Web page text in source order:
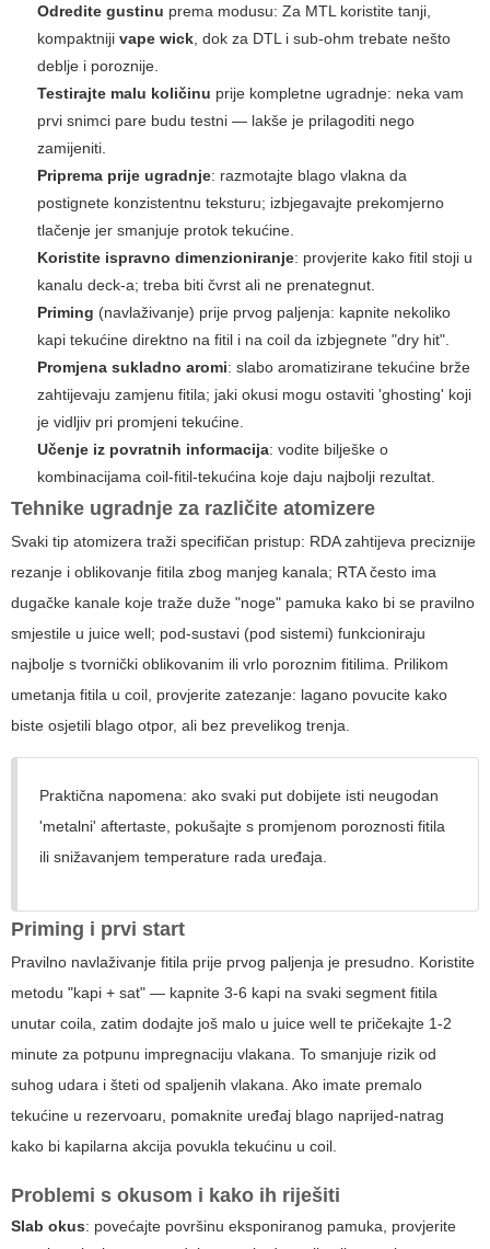
Odredite gustinu prema modusu: Za MTL koristite tanji,
kompaktniji vape wick , dok za DTL i sub-ohm trebate nešto
deblje i poroznije.
Testirajte malu količinu prije kompletne ugradnje: neka vam
prvi snimci pare budu testni — lakše je prilagoditi nego
zamijeniti.
Priprema prije ugradnje: razmotajte blago vlakna da
postignete konzistentnu teksturu; izbjegavajte prekomjerno
tlačenje jer smanjuje protok tekućine.
Koristite ispravno dimenzioniranje: provjerite kako fitil stoji u
kanalu deck-a; treba biti čvrst ali ne prenategnut.
Priming (navlaživanje) prije prvog paljenja: kapnite nekoliko
kapi tekućine direktno na fitil i na coil da izbjegnete "dry hit".
Promjena sukladno aromi: slabo aromatizirane tekućine brže
zahtijevaju zamjenu fitila; jaki okusi mogu ostaviti 'ghosting' koji
je vidljiv pri promjeni tekućine.
Učenje iz povratnih informacija: vodite bilješke o
kombinacijama coil-fitil-tekućina koje daju najbolji rezultat.
Tehnike ugradnje za različite atomizere
Svaki tip atomizera traži specifičan pristup: RDA zahtijeva preciznije
rezanje i oblikovanje fitila zbog manjeg kanala; RTA često ima
dugačke kanale koje traže duže "noge" pamuka kako bi se pravilno
smjestile u juice well; pod-sustavi (pod sistemi) funkcioniraju
najbolje s tvornički oblikovanim ili vrlo poroznim fitilima. Prilikom
umetanja fitila u coil, provjerite zatezanje: lagano povucite kako
biste osjetili blago otpor, ali bez prevelikog trenja.
Praktična napomena: ako svaki put dobijete isti neugodan
'metalni' aftertaste, pokušajte s promjenom poroznosti fitila
ili snižavanjem temperature rada uređaja.
Priming i prvi start
Pravilno navlaživanje fitila prije prvog paljenja je presudno. Koristite
metodu "kapi + sat" — kapnite 3-6 kapi na svaki segment fitila
unutar coila, zatim dodajte još malo u juice well te pričekajte 1-2
minute za potpunu impregnaciju vlakana. To smanjuje rizik od
suhog udara i šteti od spaljenih vlakana. Ako imate premalo
tekućine u rezervoaru, pomaknite uređaj blago naprijed-natrag
kako bi kapilarna akcija povukla tekućinu u coil.
Problemi s okusom i kako ih riješiti
Slab okus: povećajte površinu eksponiranog pamuka, provjerite